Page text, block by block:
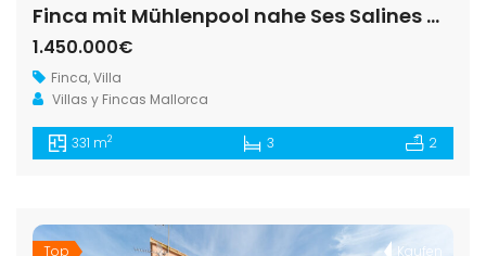
Finca mit Mühlenpool nahe Ses Salines — 331 m², 15.100 m², Baujahr 2017
1.450.000€
Finca,Villa
Villas y Fincas Mallorca
331 m2 3 2
Top Kaufen